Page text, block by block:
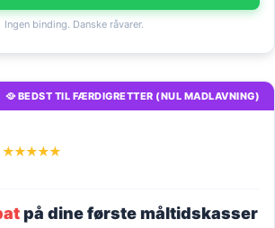
Ingen binding. Danske råvarer.
🥘 BEDST TIL FÆRDIGRETTER (NUL MADLAVNING)
★★★★★
på dine første måltidskasser